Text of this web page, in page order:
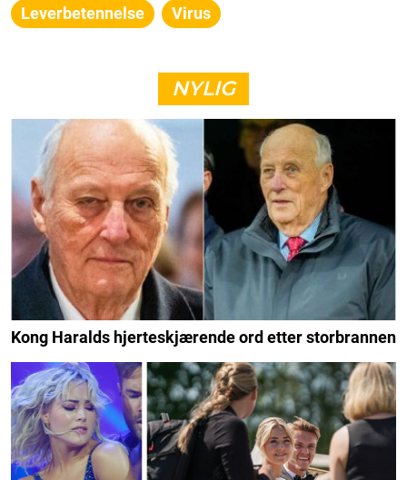
Leverbetennelse
Virus
NYLIG
Kong Haralds hjerteskjærende ord etter storbrannen